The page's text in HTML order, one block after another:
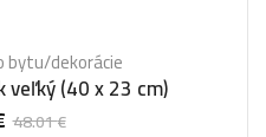
bytu/dekorácie
veľký (40 x 23 cm)
48.01€